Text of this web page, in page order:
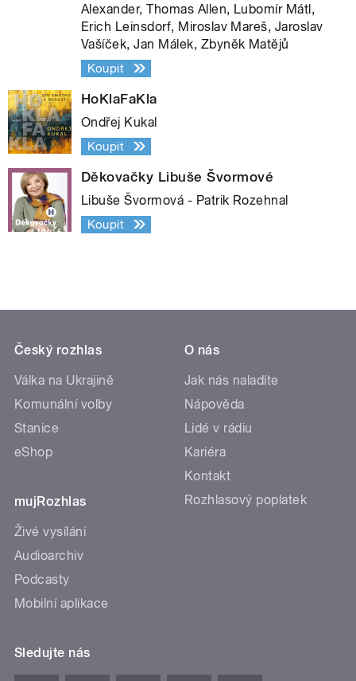
Alexander, Thomas Allen, Lubomír Mátl,
Erich Leinsdorf, Miroslav Mareš, Jaroslav
Vašíček, Jan Málek, Zbyněk Matějů
Koupit
HoKlaFaKla
Ondřej Kukal
Koupit
Děkovačky Libuše Švormové
Libuše Švormová - Patrik Rozehnal
Koupit
Český rozhlas
Válka na Ukrajině
Komunální volby
Stanice
eShop
mujRozhlas
Živé vysílání
Audioarchiv
Podcasty
Mobilní aplikace
O nás
Jak nás naladíte
Nápověda
Lidé v rádiu
Kariéra
Kontakt
Rozhlasový poplatek
Sledujte nás